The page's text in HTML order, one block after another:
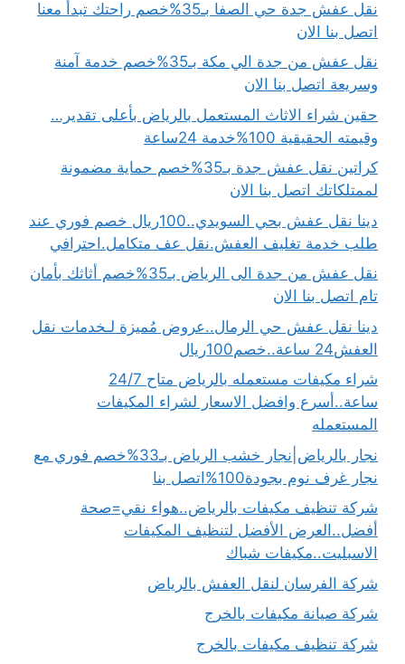
نقل عفش جدة حي الصفا بـ35%خصم راحتك تبدأ معنا
اتصل بنا الان
نقل عفش من جدة الي مكة بـ35%خصم خدمة آمنة
وسريعة اتصل بنا الان
حقين شراء الاثاث المستعمل بالرياض بأعلى تقدير…
وقيمته الحقيقية 100%خدمة 24ساعة
كراتين نقل عفش جدة بـ35%خصم حماية مضمونة
لممتلكاتك اتصل بنا الان
دينا نقل عفش بحي السويدي..100ريال خصم فوري عند
طلب خدمة تغليف العفش.نقل عف متكامل.احترافي
نقل عفش من جدة الى الرياض بـ35%خصم أثاثك بأمان
تام اتصل بنا الان
دينا نقل عفش حي الرمال..عروض مُميزة لـخدمات نقل
العفش24 ساعة..خصم100ريال
شراء مكيفات مستعمله بالرياض متاح 24/7
ساعة..أسرع وافضل الاسعار لشراء المكيفات
المستعمله
نجار بالرياض|نجار خشب الرياض بـ33%خصم فوري مع
نجار غرف نوم بجودة100%اتصل بنا
شركة تنظيف مكيفات بالرياض..هواء نقي=صحة
أفضل..العرض الأفضل لتنظيف المكيفات
الاسبليت..مكيفات شباك
شركة الفرسان لنقل العفش بالرياض
شركة صيانة مكيفات بالخرج
شركة تنظيف مكيفات بالخرج